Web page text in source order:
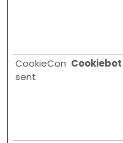
CookieCon
sent
Cookiebot